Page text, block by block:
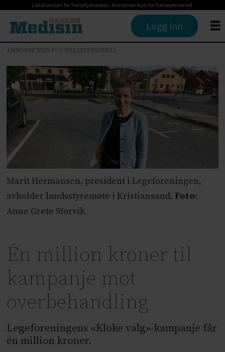
Lokalavisen for helsetjenesten. Annonser kun for helsepersonell.
Logg inn
ANNONSE KUN FOR HELSEPERSONELL
Marit Hermansen, president i Legeforeningen,
avholder landsstyremøte i Kristiansand. Foto:
Anne Grete Storvik
Én million kroner til
kampanje mot
overbehandling
Legeforeningens «Kloke valg»-kampanje får
én million kroner.